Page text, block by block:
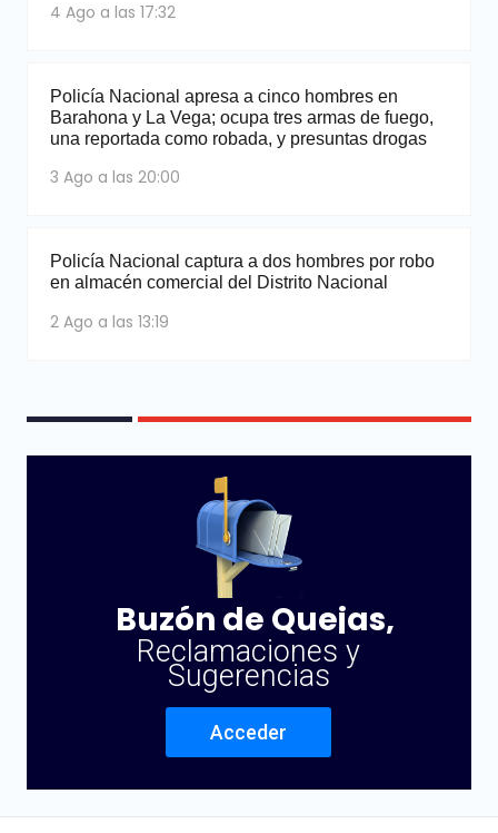
4 Ago a las 17:32
Policía Nacional apresa a cinco hombres en
Barahona y La Vega; ocupa tres armas de fuego,
una reportada como robada, y presuntas drogas
3 Ago a las 20:00
Policía Nacional captura a dos hombres por robo
en almacén comercial del Distrito Nacional
2 Ago a las 13:19
Buzón de Quejas,
Reclamaciones y
Sugerencias
Acceder